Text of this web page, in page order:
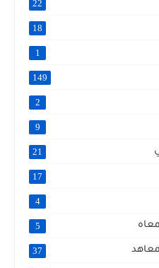
22
18
1
149
2
9
21
17
4
5
37